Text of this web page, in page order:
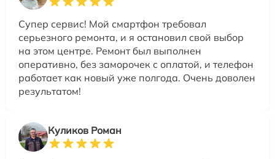
Супер сервис! Мой смартфон требовал
серьезного ремонта, и я остановил свой выбор
на этом центре. Ремонт был выполнен
оперативно, без заморочек с оплатой, и телефон
работает как новый уже полгода. Очень доволен
результатом!
Куликов Роман